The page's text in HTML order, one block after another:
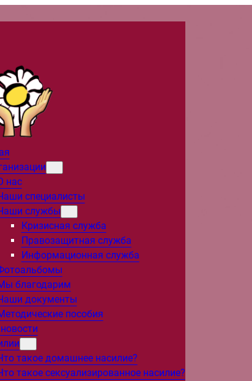
нас
специалисты
службы
Кризисная служба
Правозащитная служба
Информационная служба
благодарим
документы
пособия
такое домашнее насилие?
такое сексуализированное насилие?